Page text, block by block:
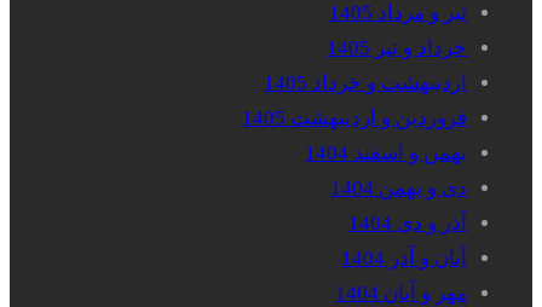
تیر و مرداد 1405
خرداد و تیر 1405
اردیبهشت و خرداد 1405
فروردین و اردیبهشت 1405
بهمن و اسفند 1404
دی و بهمن 1404
آذر و دی 1404
آبان و آذر 1404
مهر و آبان 1404